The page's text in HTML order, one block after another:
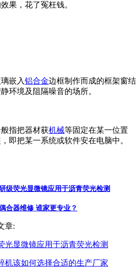
果，花了冤枉钱。
嵌入铝合金边框制作而成的框架窗结
环境及阻隔噪音的场所。
指把器材获机械等固定在某一位置
即把某一系统或软件安在电脑中。
级荧光显微镜应用于沥青荧光检测
合器维修 谁家更专业？
章:
光显微镜应用于沥青荧光检测
机该如何选择合适的生产厂家